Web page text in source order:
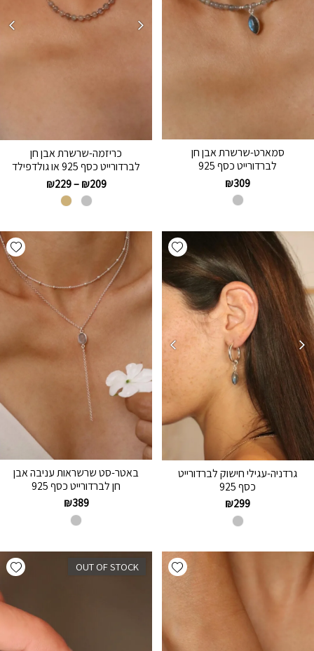
סמארט-שרשרת אבן חן
לברדורייט כסף 925
₪309
כריזמה-שרשרת אבן חן
לברדורייט כסף 925 או גולדפילד
₪209
–
₪229
Add wishlist
גרדניה-עגילי חישוק לברדורייט
כסף 925
₪299
באטר-סט שרשראות עניבה אבן
חן לברדורייט כסף 925
₪389
Add wishlist
OUT OF STOCK